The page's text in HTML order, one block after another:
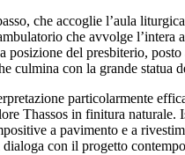
che accoglie l’aula
che avvolge
del presbiterio,
culmina con la grande
particolarmente
Thassos in finitura
a pavimento e a
con il progetto